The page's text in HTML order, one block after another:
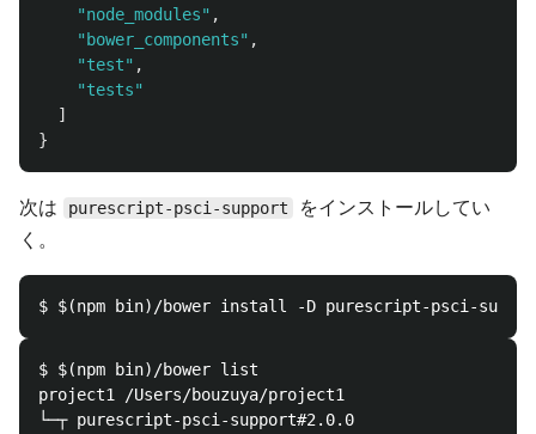
"node_modules" ,
"bower_components" ,
"test" ,
"tests"
]
}
次は purescript-psci-support
をインストールしてい
く。
$ $(npm bin)/bower list
project1 /Users/bouzuya/project1
└─┬ purescript-psci-support#2.0.0